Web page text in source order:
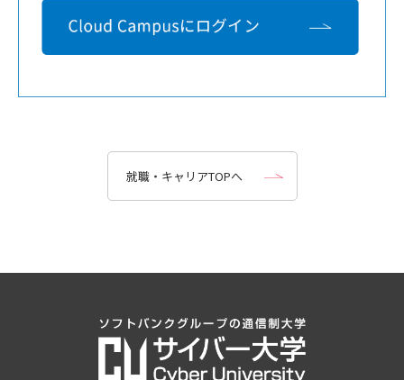
就職・キャリアTOPへ